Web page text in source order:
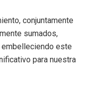
conjuntamente
sumados,
este
para nuestra